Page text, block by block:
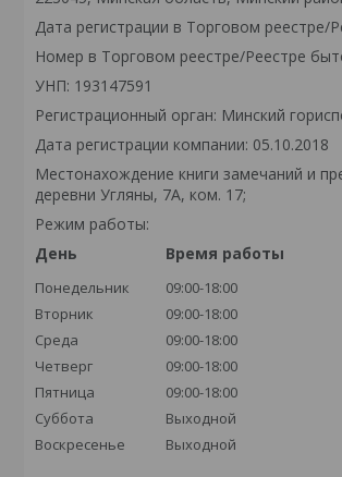
Дата регистрации в Торговом реестре/
Номер в Торговом реестре/Реестре
УНП: 193147591
Регистрационный орган: Минский
Дата регистрации компании: 05.10.2018
Местонахождение книги замечаний и
деревни Угляны, 7А, ком. 17;
Режим работы:
День
Время работы
Понедельник
09:00-18:00
Вторник
09:00-18:00
Среда
09:00-18:00
Четверг
09:00-18:00
Пятница
09:00-18:00
Суббота
Выходной
Воскресенье
Выходной